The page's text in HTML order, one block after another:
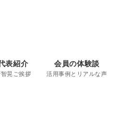
表紹介
晃ご挨拶
会員の体験談
活用事例とリアルな声